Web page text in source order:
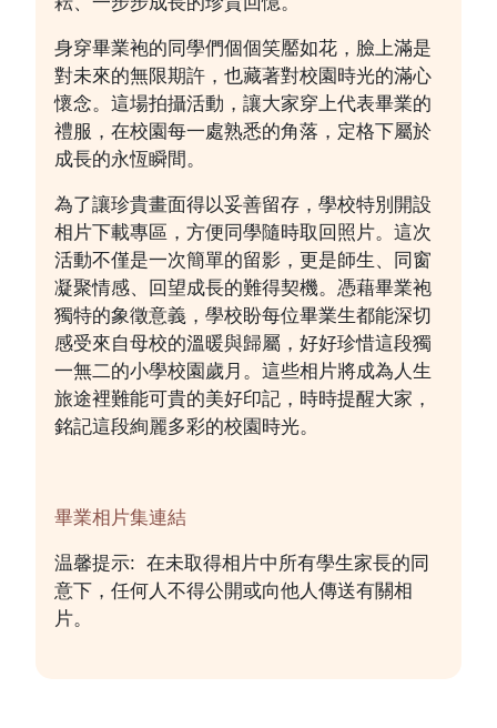
身穿畢業袍的同學們個個笑靨如花，臉上滿是
對未來的無限期許，也藏著對校園時光的滿心
懷念。這場拍攝活動，讓大家穿上代表畢業的
禮服，在校園每一處熟悉的角落，定格下屬於
成長的永恆瞬間。
為了讓珍貴畫面得以妥善留存，學校特別開設
相片下載專區，方便同學隨時取回照片。這次
活動不僅是一次簡單的留影，更是師生、同窗
凝聚情感、回望成長的難得契機。憑藉畢業袍
獨特的象徵意義，學校盼每位畢業生都能深切
感受來自母校的溫暖與歸屬，好好珍惜這段獨
一無二的小學校園歲月。這些相片將成為人生
旅途裡難能可貴的美好印記，時時提醒大家，
銘記這段絢麗多彩的校園時光。
畢業相片集連結
温馨提示: 在未取得相片中所有學生家長的同
意下，任何人不得公開或向他人傳送有關相
片。